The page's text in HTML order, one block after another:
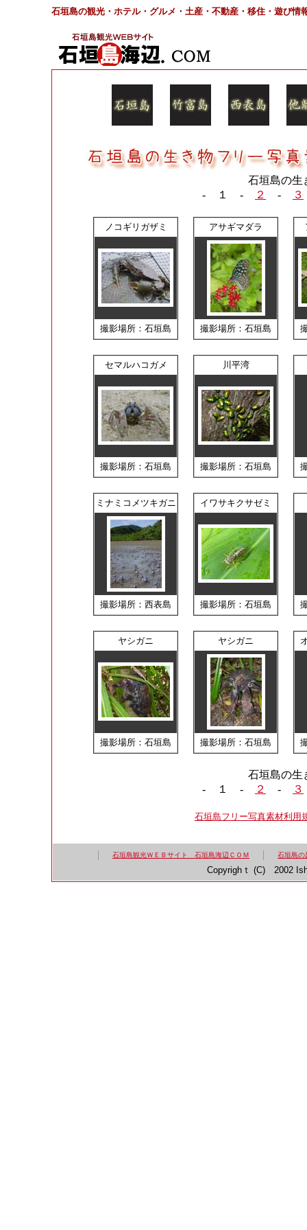
石垣島の観光・ホテル・グルメ・土産・不動産・移住・遊び情
石垣島の生
-
１ - ２ - ３
ノコギリガザミ
撮影場所：石垣島
アサギマダラ
撮影場所：石垣島
セマルハコガメ
撮影場所：石垣島
川平湾
撮影場所：石垣島
ミナミコメツキガニ
撮影場所：西表島
イワサキクサゼミ
撮影場所：石垣島
ヤシガニ
撮影場所：石垣島
ヤシガニ
撮影場所：石垣島
石垣島の生
-
１ - ２ - ３
石垣島フリー写真素材利用
石垣島観光ＷＥＢサイト 石垣島海辺ＣＯＭ 石垣島
Copyrighｔ (C) 2002